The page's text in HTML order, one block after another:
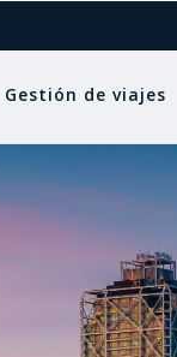
Gestión de viajes